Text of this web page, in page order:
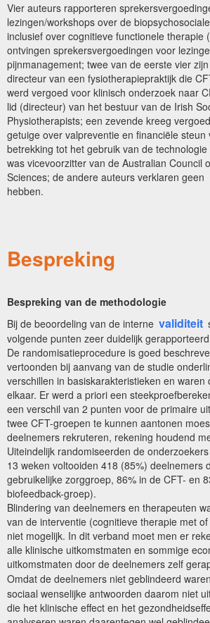
Vier auteurs rapporteren
lezingen/workshops over de
inclusief over cognitieve functionele therapie
ontvingen sprekersvergoedingen voor
pijnmanagement; twee van de eerste vier
directeur van een fysiotherapiepraktijk die
werd vergoed voor klinisch onderzoek naar
lid (directeur) van het bestuur van de Irish
Physiotherapists; een zevende kreeg
getuige over valpreventie en financiële steun
betrekking tot het gebruik van de
was vicevoorzitter van de Australian Council
Sciences; de andere auteurs verklaren
hebben.
Bespreking
Bespreking van de methodologie
Bij de beoordeling van de interne validiteit
volgende punten zeer duidelijk
De randomisatieprocedure is goed
vertoonden bij aanvang van de studie
verschillen in basiskarakteristieken en waren
elkaar. Er werd a priori een
een verschil van 2 punten voor de primaire
twee CFT-groepen te kunnen aantonen
deelnemers rekruteren, rekening houdend
Uiteindelijk randomiseerden de
13 weken voltooiden 418 (85%) deelnemers
gebruikelijke zorggroep, 86% in de CFT- en
biofeedback-groep).
Blindering van deelnemers en therapeuten
van de interventie (cognitieve therapie met
niet mogelijk. In dit verband moet men er
alle klinische uitkomstmaten en sommige
uitkomstmaten door de deelnemers zelf
Omdat de deelnemers niet geblindeerd
sociaal wenselijke antwoorden daarom niet
die het klinische effect en het